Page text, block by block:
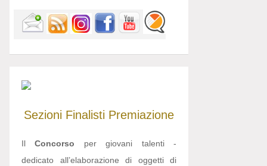
Sezioni Finalisti Premiazione
IlConcorso per giovani talenti -
dedicato all’elaborazione di oggetti di